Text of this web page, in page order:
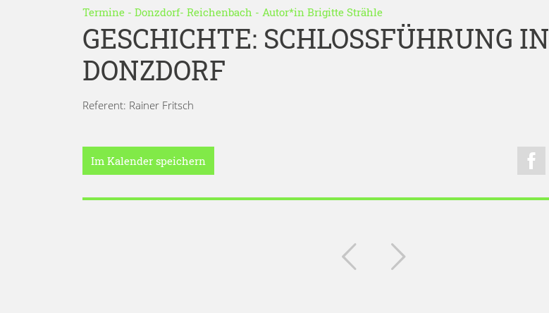
Termine - Donzdorf- Reichenbach - Autor*in Brigitte Strähle
GESCHICHTE: SCHLOSSFÜHRUNG IN
DONZDORF
Referent: Rainer Fritsch
Im Kalender speichern